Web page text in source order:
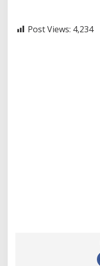
Post Views: 4,234